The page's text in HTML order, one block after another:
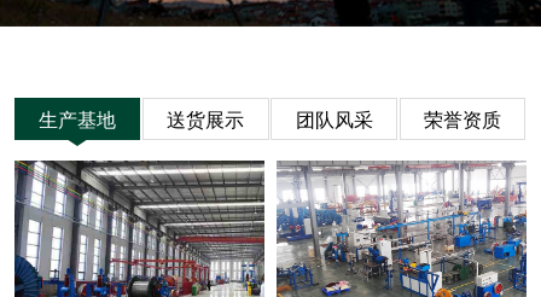
生产基地 送货展示 团队风采 荣誉资质